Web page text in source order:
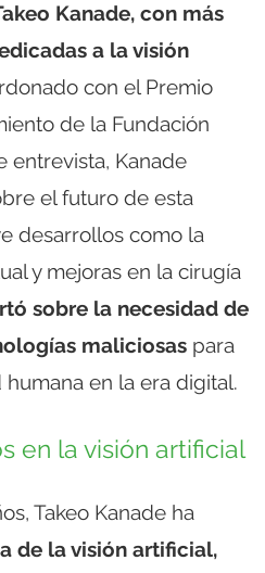
Kanade, con más
a la visión
con el Premio
de la Fundación
entrevista, Kanade
el futuro de esta
desarrollos como la
y mejoras en la cirugía
sobre la necesidad de
maliciosas para
en la era digital.
en la visión artificial
Takeo Kanade ha
de la visión artificial,